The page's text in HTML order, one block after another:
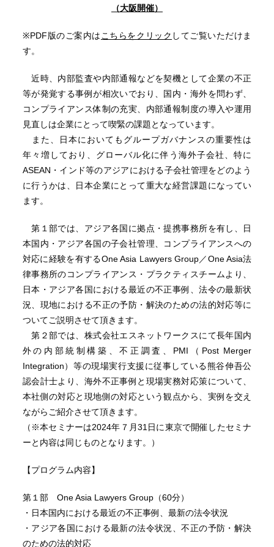
（大阪開催）
※PDF版のご案内はこちらをクリック してご覧いただけま
す。
近時、内部監査や内部通報などを契機として企業の不正
等が発覚する事例が相次いでおり、国内・海外を問わず、
コンプライアンス体制の充実、内部通報制度の導入や運用
見直しは企業にとって喫緊の課題となっています。
また、日本においてもグループガバナンスの重要性は
年々増しており、グローバル化に伴う海外子会社、特に
ASEAN・インド等のアジアにおける子会社管理をどのよう
に行うかは、日本企業にとって重大な経営課題になってい
ます。
第１部では、アジア各国に拠点・提携事務所を有し、日
本国内・アジア各国の子会社管理、コンプライアンスへの
対応に経験を有するOne Asia Lawyers Group／One Asia法
律事務所のコンプライアンス・プラクティスチームより、
日本・アジア各国における最近の不正事例、法令の最新状
況、現地における不正の予防・解決のための法的対応等に
ついてご説明させて頂きます。
第２部では、株式会社エスネットワークスにて長年国内
外の内部統制構築、不正調査、PMI（Post Merger
Integration）等の現場実行支援に従事している熊谷伸吾公
認会計士より、海外不正事例と現場実務対応策について、
本社側の対応と現地側の対応という観点から、実例を交え
ながらご紹介させて頂きます。
（※本セミナーは2024年７月31日に東京で開催したセミナ
ーと内容は同じものとなります。）
【プログラム内容】
第１部 One Asia Lawyers Group（60分）
・日本国内における最近の不正事例、最新の法令状況
・アジア各国における最新の法令状況、不正の予防・解決
のための法的対応